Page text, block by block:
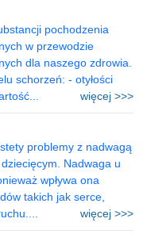
pochodzenia
w przewodzie
dla naszego zdrowia.
schorzeń: - otyłości
więcej >>>
problemy z nadwagą
Nadwaga u
wpływa ona
takich jak serce,
więcej >>>